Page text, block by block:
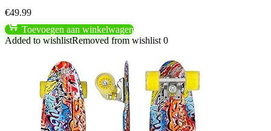
€49.99
Toevoegen aan winkelwagen
Added to wishlistRemoved from wishlist 0